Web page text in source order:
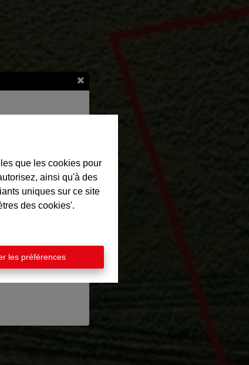
que les cookies pour
ainsi qu'à des
uniques sur ce site
des cookies'.
les préférences
estimation
découvrez la